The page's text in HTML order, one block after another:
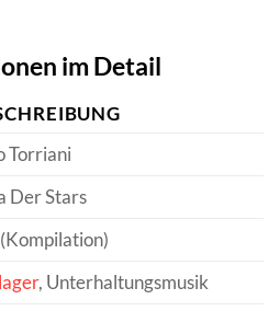
im Detail
Torriani
Der Stars
(Kompilation)
, Unterhaltungsmusik